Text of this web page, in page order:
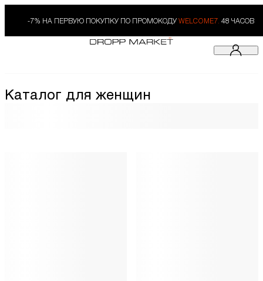
-7% НА ПЕРВУЮ ПОКУПКУ ПО ПРОМОКОДУ WELCOME7. 48 ЧАСОВ
Каталог для женщин